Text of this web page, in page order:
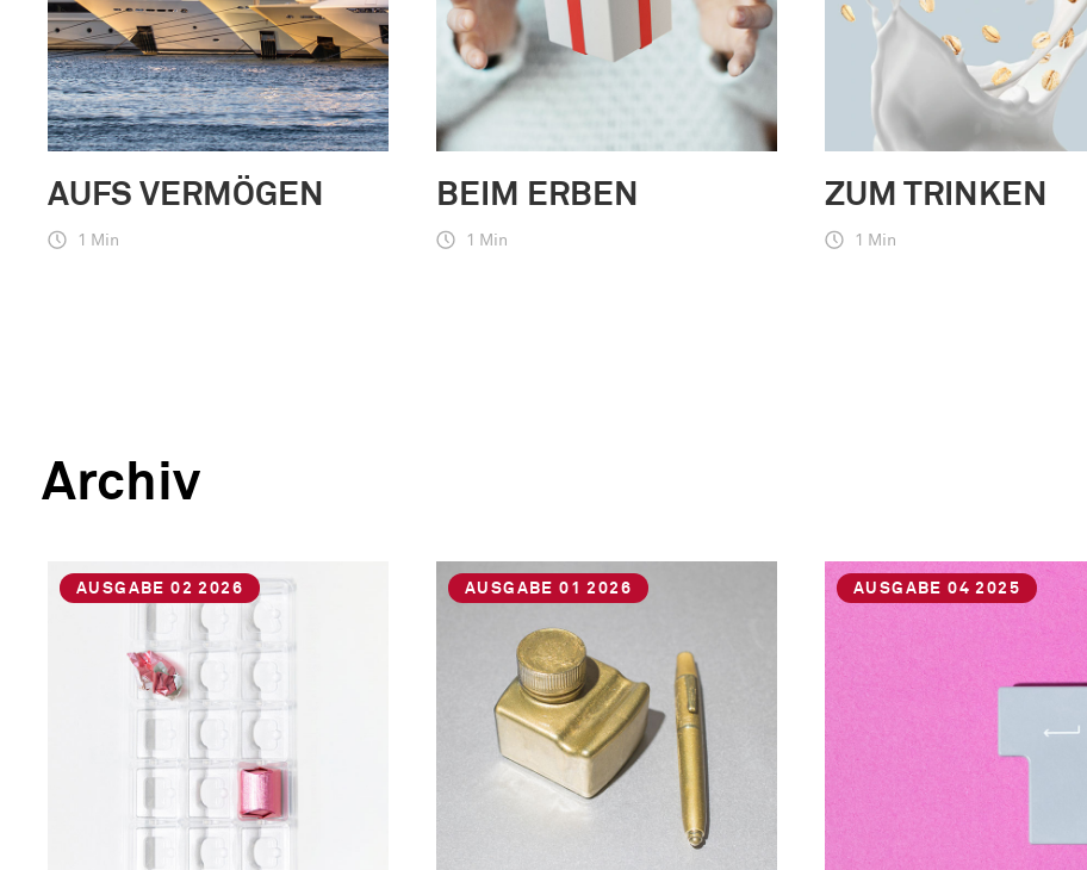
AUFS VERMÖGEN
1 Min
BEIM ERBEN
1 Min
ZUM TRINKEN
1 Min
Archiv
AUSGABE 02 2026 AUSGABE 01 2026 AUSGABE 04 2025